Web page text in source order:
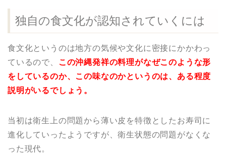
独自の食文化が認知されていくには
食文化というのは地方の気候や文化に密接にかかわっ
ているので、
この沖縄発祥の料理がなぜこのような形
をしているのか、この味なのかというのは、ある程度
説明がいるでしょう。
当初は衛生上の問題から薄い皮を特徴としたお寿司に
進化していったようですが、衛生状態の問題がなくな
った現代。